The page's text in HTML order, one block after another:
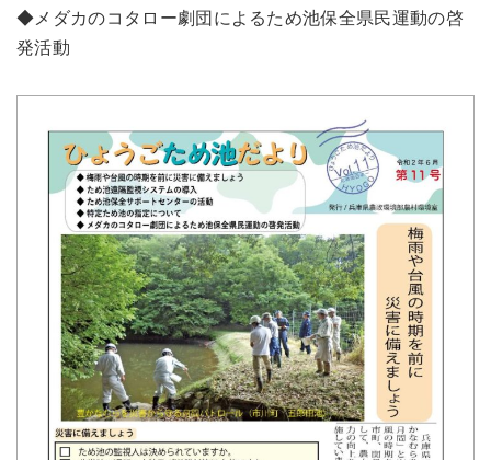
◆メダカのコタロー劇団によるため池保全県民運動の啓
発活動